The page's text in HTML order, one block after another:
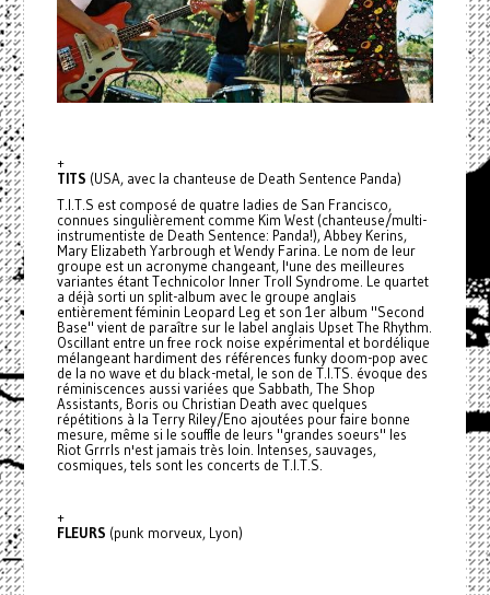
+
TITS (USA, avec la chanteuse de Death Sentence Panda)
T.I.T.S est composé de quatre ladies de San Francisco,
connues singulièrement comme Kim West (chanteuse/multi-
instrumentiste de Death Sentence: Panda!), Abbey Kerins,
Mary Elizabeth Yarbrough et Wendy Farina. Le nom de leur
groupe est un acronyme changeant, l'une des meilleures
variantes étant Technicolor Inner Troll Syndrome. Le quartet
a déjà sorti un split-album avec le groupe anglais
entièrement féminin Leopard Leg et son 1er album "Second
Base" vient de paraître sur le label anglais Upset The Rhythm.
Oscillant entre un free rock noise expérimental et bordélique
mélangeant hardiment des références funky doom-pop avec
de la no wave et du black-metal, le son de T.I.TS. évoque des
réminiscences aussi variées que Sabbath, The Shop
Assistants, Boris ou Christian Death avec quelques
répétitions à la Terry Riley/Eno ajoutées pour faire bonne
mesure, même si le souffle de leurs "grandes soeurs" les
Riot Grrrls n'est jamais très loin. Intenses, sauvages,
cosmiques, tels sont les concerts de T.I.T.S.
+
FLEURS (punk morveux, Lyon)